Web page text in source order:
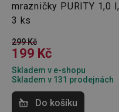
mrazničky PURITY 1,0 l,
3 ks
299 Kč
199 Kč
Skladem v e-shopu
Skladem v 131 prodejnách
Do košíku